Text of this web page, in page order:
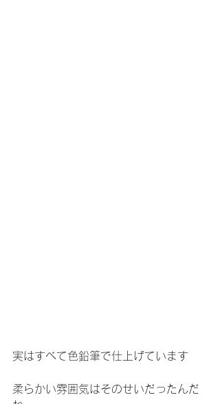
実はすべて色鉛筆で仕上げています
柔らかい雰囲気はそのせいだったんだ